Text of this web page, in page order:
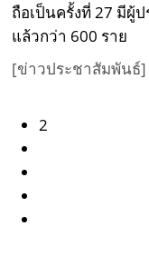
ถือเป็นครั้งที่ 27 มีผู้
แล้วกว่า 600 ราย
[ข่าวประชาสัมพันธ์]
2